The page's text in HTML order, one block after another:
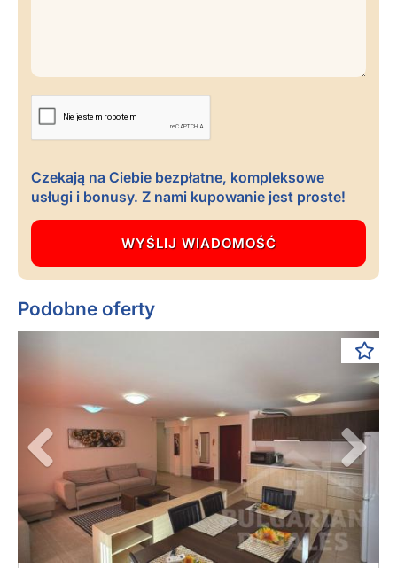
Czekają na Ciebie bezpłatne, kompleksowe
usługi i bonusy. Z nami kupowanie jest proste!
Podobne oferty
Next